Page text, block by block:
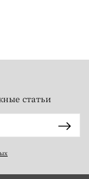
статьи